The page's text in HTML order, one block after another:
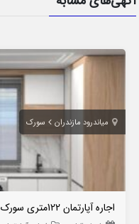
میاندرود مازندران سورک
اجاره آپارتمان 122متری سورک